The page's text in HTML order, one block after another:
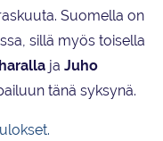
Suomella on
sillä myös toisella
ja Juho
tänä syksynä.